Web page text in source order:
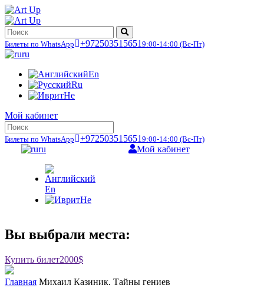
Билеты по WhatsApp +972503515651 9:00-14:00 (Вс-Пт)
ru
En
Ru
He
Мой кабинет
Билеты по WhatsApp +972503515651 9:00-14:00 (Вс-Пт)
ru
En
He
Мой кабинет
Вы выбрали места:
Купить билет2000$
Главная Михаил Казиник. Тайны гениев